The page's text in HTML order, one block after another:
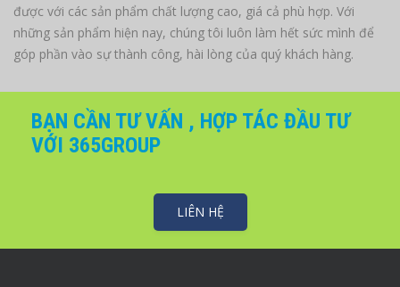
được với các sản phẩm chất lượng cao, giá cả phù hợp. Với
những sản phẩm hiện nay, chúng tôi luôn làm hết sức mình để
góp phần vào sự thành công, hài lòng của quý khách hàng.
BẠN CẦN TƯ VẤN , HỢP TÁC ĐẦU TƯ
VỚI 365GROUP
LIÊN HỆ